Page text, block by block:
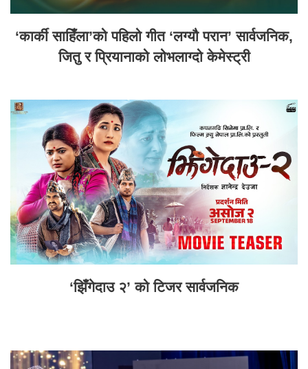
‘कार्की साहिँला’को पहिलो गीत ‘लग्यौ परान’ सार्वजनिक,
जितु र प्रियानाको लोभलाग्दो केमेस्ट्री
‘झिँगेदाउ २’ को टिजर सार्वजनिक